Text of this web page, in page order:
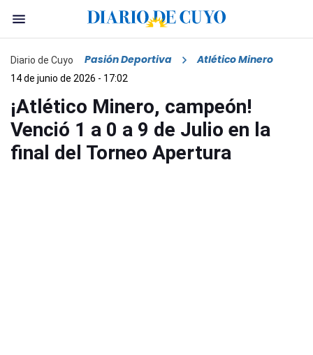
Diario de Cuyo Pasión Deportiva Atlético Minero
14 de junio de 2026 - 17:02
¡Atlético Minero, campeón!
Venció 1 a 0 a 9 de Julio en la
final del Torneo Apertura